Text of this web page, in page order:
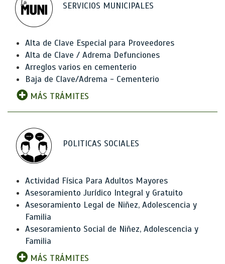
SERVICIOS MUNICIPALES
Alta de Clave Especial para Proveedores
Alta de Clave / Adrema Defunciones
Arreglos varios en cementerio
Baja de Clave/Adrema - Cementerio
MÁS TRÁMITES
POLITICAS SOCIALES
Actividad Física Para Adultos Mayores
Asesoramiento Jurídico Integral y Gratuito
Asesoramiento Legal de Niñez, Adolescencia y
Familia
Asesoramiento Social de Niñez, Adolescencia y
Familia
MÁS TRÁMITES